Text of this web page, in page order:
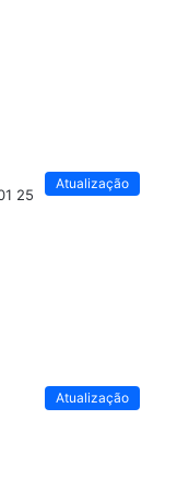
Atualização
Atualização